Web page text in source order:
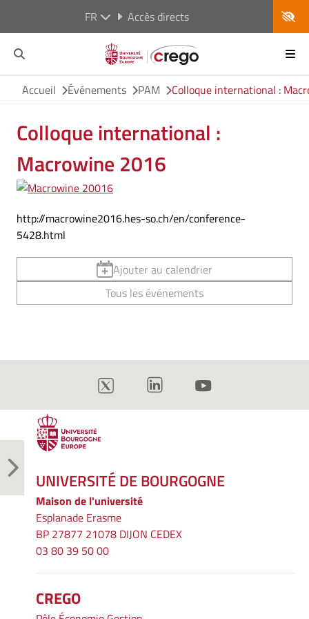
FR Accès directs
Accueil Événements PAM Colloque international :
Colloque international :
Macrowine 2016
http://macrowine2016.hes-so.ch/en/conference-
5428.html
Ajouter au calendrier
Tous les événements
UNIVERSITÉ DE BOURGOGNE
Maison de l'université
Esplanade Erasme
BP 27877 21078 DIJON CEDEX
03 80 39 50 00
CREGO